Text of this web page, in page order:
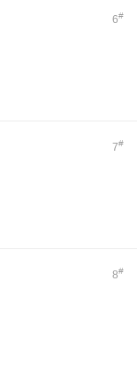
6#
7#
8#